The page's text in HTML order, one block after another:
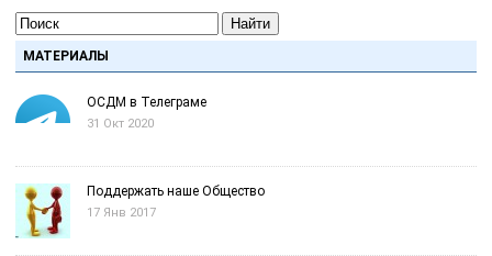
Найти
МАТЕРИАЛЫ
ОСДМ в Телеграме
31 Окт 2020
Поддержать наше Общество
17 Янв 2017